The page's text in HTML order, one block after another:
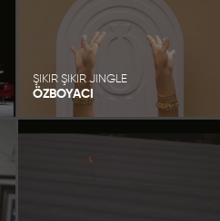
ŞIKIR ŞIKIR JINGLE
ÖZBOYACI